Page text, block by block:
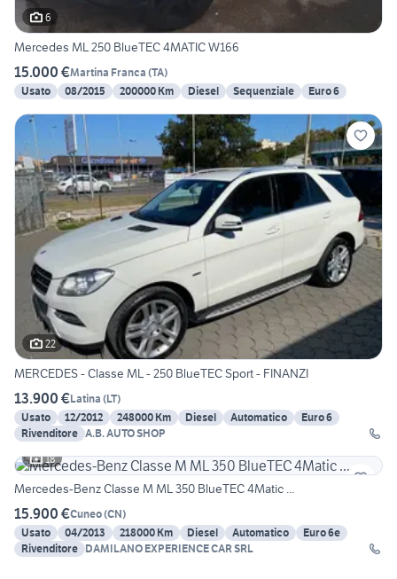
6
Mercedes ML 250 BlueTEC 4MATIC W166
15.000 €Martina Franca (TA)
Usato
08/2015 200000 Km Diesel Sequenziale Euro 6
22
MERCEDES - Classe ML - 250 BlueTEC Sport - FINANZI
13.900 €Latina (LT)
Usato
12/2012 248000 Km Diesel Automatico
Euro 6
Rivenditore A.B. AUTO SHOP
18
Mercedes-Benz Classe M ML 350 BlueTEC 4Matic ...
15.900 €Cuneo(CN)
Usato
04/2013 218000 Km Diesel Automatico
Euro 6e
Rivenditore DAMILANO EXPERIENCE CAR SRL